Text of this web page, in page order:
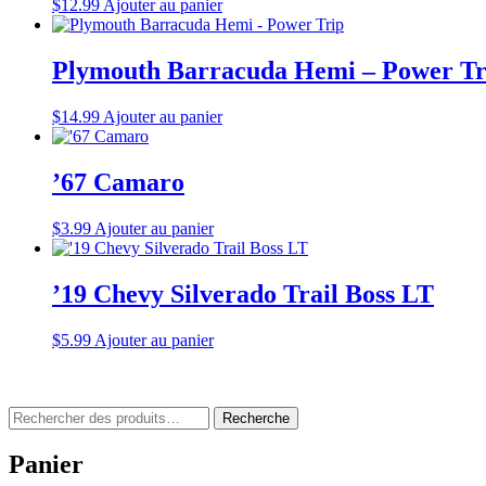
$12.99 Ajouter au panier
Plymouth Barracuda Hemi – Power
$14.99 Ajouter au panier
’67 Camaro
$3.99 Ajouter au panier
’19 Chevy Silverado Trail Boss LT
$5.99 Ajouter au panier
Rechercher
:
Recherche
Panier